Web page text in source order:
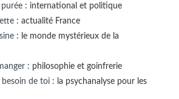
: international et politique
: actualité France
: le monde mystérieux de la
: philosophie et goinfrerie
besoin de toi: la psychanalyse pour les